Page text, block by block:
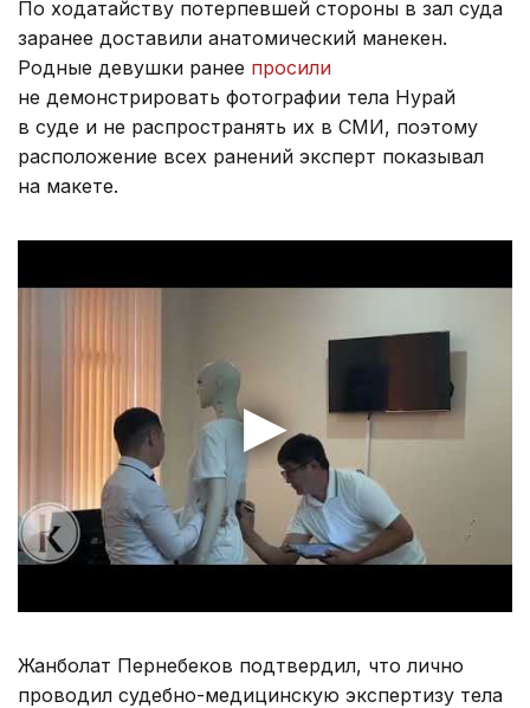
По ходатайству потерпевшей стороны в зал суда
заранее доставили анатомический манекен.
Родные девушки ранее просили
не демонстрировать фотографии тела Нурай
в суде и не распространять их в СМИ, поэтому
расположение всех ранений эксперт показывал
на макете.
Жанболат Пернебеков подтвердил, что лично
проводил судебно-медицинскую экспертизу тела